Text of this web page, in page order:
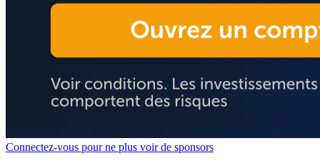
Connectez-vous pour ne plus voir de sponsors